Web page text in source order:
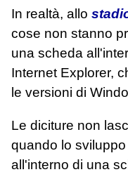
In realtà, allo
cose non stanno
una scheda
Internet Explorer,
le versioni di
Le diciture non
quando lo
all'interno di una